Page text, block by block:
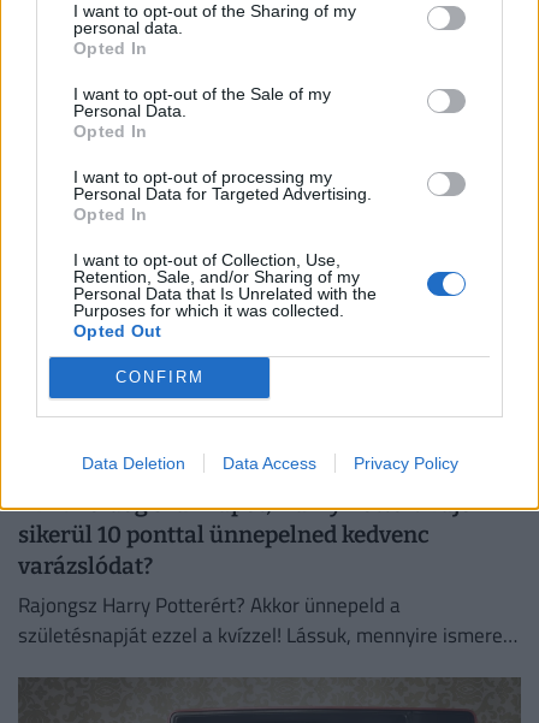
I want to opt-out of the Sharing of my
personal data.
Opted In
I want to opt-out of the Sale of my
Personal Data.
Opted In
I want to opt-out of processing my
Personal Data for Targeted Advertising.
Opted In
I want to opt-out of Collection, Use,
Retention, Sale, and/or Sharing of my
Personal Data that Is Unrelated with the
Purposes for which it was collected.
Opted Out
CONFIRM
Data Deletion Data Access Privacy Policy
Kvíz: Hallottad már ezeket a nyári szólásokat
és mondásokat? A jelentésükön sokan
elbuknak!
A nyárhoz kapcsolódó régi magyar mondások között
sikerül összegyűjteni a maximális pontszámot?
Kvíz: Boldog szülinapot, Harry Potter! Vajon
sikerül 10 ponttal ünnepelned kedvenc
varázslódat?
Rajongsz Harry Potterért? Akkor ünnepeld a
születésnapját ezzel a kvízzel! Lássuk, mennyire ismered